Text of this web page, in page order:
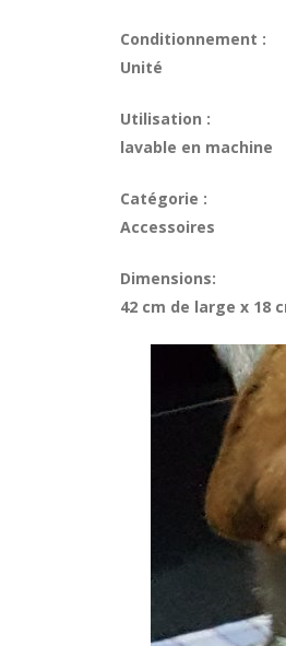
Conditionnement :
Unité
Utilisation :
lavable en machine
Catégorie :
Accessoires
Dimensions:
42 cm de large x 18